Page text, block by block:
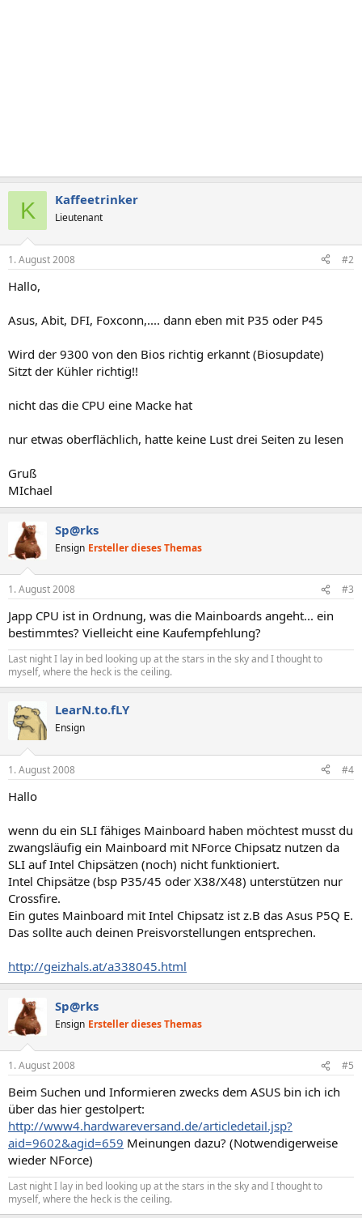
K Kaffeetrinker
Lieutenant
1. August 2008 #2
Hallo,
Asus, Abit, DFI, Foxconn,.... dann eben mit P35 oder P45
Wird der 9300 von den Bios richtig erkannt (Biosupdate)
Sitzt der Kühler richtig!!
nicht das die CPU eine Macke hat
nur etwas oberflächlich, hatte keine Lust drei Seiten zu lesen
Gruß
MIchael
Sp@rks
Ensign Ersteller dieses Themas
1. August 2008 #3
Japp CPU ist in Ordnung, was die Mainboards angeht... ein
bestimmtes? Vielleicht eine Kaufempfehlung?
Last night I lay in bed looking up at the stars in the sky and I thought to
myself, where the heck is the ceiling.
LearN.to.fLY
Ensign
1. August 2008 #4
Hallo
wenn du ein SLI fähiges Mainboard haben möchtest musst du
zwangsläufig ein Mainboard mit NForce Chipsatz nutzen da
SLI auf Intel Chipsätzen (noch) nicht funktioniert.
Intel Chipsätze (bsp P35/45 oder X38/X48) unterstützen nur
Crossfire.
Ein gutes Mainboard mit Intel Chipsatz ist z.B das Asus P5Q E.
Das sollte auch deinen Preisvorstellungen entsprechen.
http://geizhals.at/a338045.html
Sp@rks
Ensign Ersteller dieses Themas
1. August 2008 #5
Beim Suchen und Informieren zwecks dem ASUS bin ich ich
über das hier gestolpert:
http://www4.hardwareversand.de/articledetail.jsp?
aid=9602&agid=659 Meinungen dazu? (Notwendigerweise
wieder NForce)
Last night I lay in bed looking up at the stars in the sky and I thought to
myself, where the heck is the ceiling.